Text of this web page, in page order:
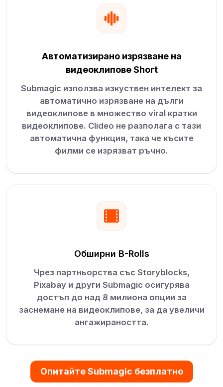
Автоматизирано изрязване на
видеоклипове Short
Submagic използва изкуствен интелект за
автоматично изрязване на дълги
видеоклипове в множество viral кратки
видеоклипове. Clideo не разполага с тази
автоматична функция, така че късите
филми се изрязват ръчно.
Обширни B-Rolls
Чрез партньорства със Storyblocks,
Pixabay и други Submagic осигурява
достъп до над 8 милиона опции за
заснемане на видеоклипове, за да увеличи
ангажираността.
Опитайте Submagic безплатно